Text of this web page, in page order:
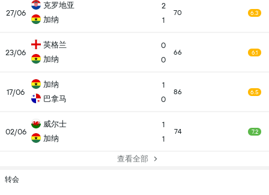
27/06
克罗地亚
加纳
2
1
70 6.3
23/06
英格兰
加纳
0
0
66 6.1
17/06
加纳
巴拿马
1
0
86 6.5
02/06
威尔士
加纳
1
1
74 7.2
查看全部
转会